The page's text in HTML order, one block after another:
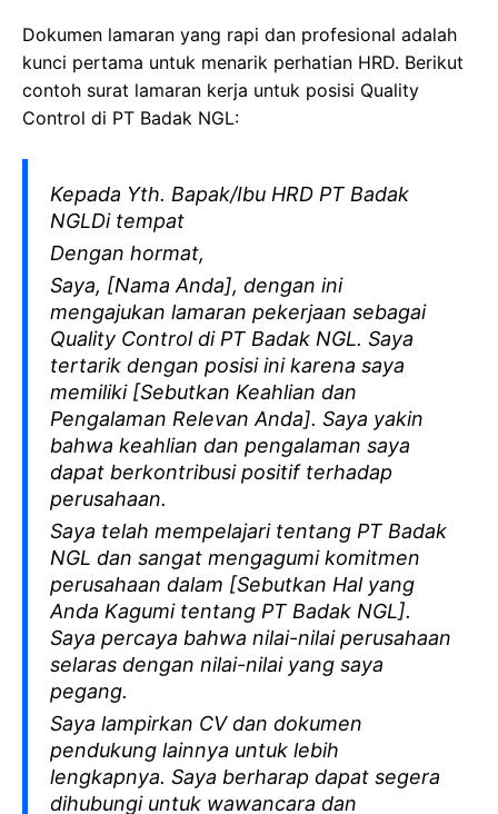
Dokumen lamaran yang rapi dan profesional adalah
kunci pertama untuk menarik perhatian HRD. Berikut
contoh surat lamaran kerja untuk posisi Quality
Control di PT Badak NGL:
Kepada Yth. Bapak/Ibu HRD PT Badak
NGLDi tempat
Dengan hormat,
Saya, [Nama Anda], dengan ini
mengajukan lamaran pekerjaan sebagai
Quality Control di PT Badak NGL. Saya
tertarik dengan posisi ini karena saya
memiliki [Sebutkan Keahlian dan
Pengalaman Relevan Anda]. Saya yakin
bahwa keahlian dan pengalaman saya
dapat berkontribusi positif terhadap
perusahaan.
Saya telah mempelajari tentang PT Badak
NGL dan sangat mengagumi komitmen
perusahaan dalam [Sebutkan Hal yang
Anda Kagumi tentang PT Badak NGL].
Saya percaya bahwa nilai-nilai perusahaan
selaras dengan nilai-nilai yang saya
pegang.
Saya lampirkan CV dan dokumen
pendukung lainnya untuk lebih
lengkapnya. Saya berharap dapat segera
dihubungi untuk wawancara dan